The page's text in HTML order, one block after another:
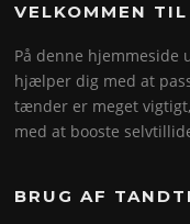
VELKOMMEN
På denne hjemmeside
hjælper dig med at
tænder er meget
med at booste
BRUG AF